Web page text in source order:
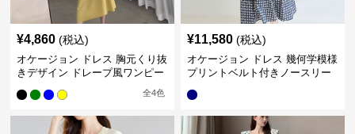
¥4,860 (税込)
オケージョン ドレス 胸元くり抜
きデザイン ドレープ風ワンピー
全4色
¥11,580 (税込)
オケージョン ドレス 幾何学模様
プリントベルト付きノースリー